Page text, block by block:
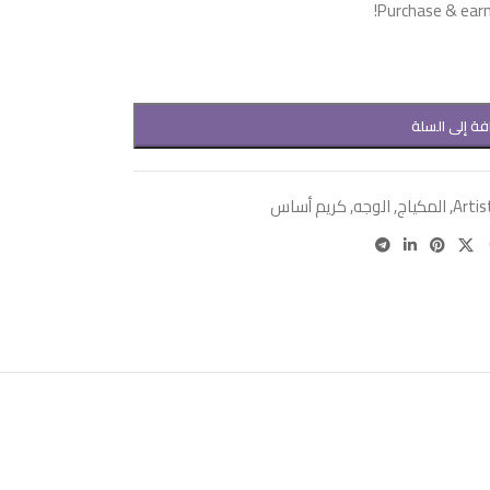
Purchase &
إلى السلة
,المكياج,الوجه,كريم أساس